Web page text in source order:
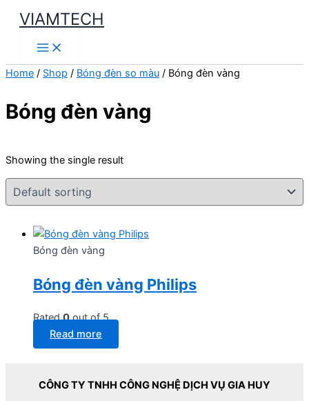
Skip
content
VIAMTECH
Main
Menu
Home / Shop / Bóng đèn so màu / Bóng đèn vàng
Bóng đèn vàng
Showing the single result
Bóng đèn vàng
Bóng đèn vàng Philips
Rated0out of 5
Read more
CÔNG TY TNHH CÔNG NGHỆ DỊCH VỤ GIA HUY